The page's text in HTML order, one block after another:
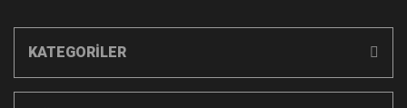
KATEGORİLER